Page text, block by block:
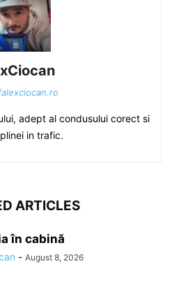
adept al condusului corect si
in trafic.
ARTICLES
în cabină
- August 8, 2026